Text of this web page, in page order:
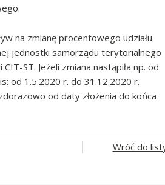
na zmianę procentowego udziału
jednostki samorządu terytorialnego
ST. Jeżeli zmiana nastąpiła np. od
od 1.5.2020 r. do 31.12.2020 r.
od daty złożenia do końca
Wróć do